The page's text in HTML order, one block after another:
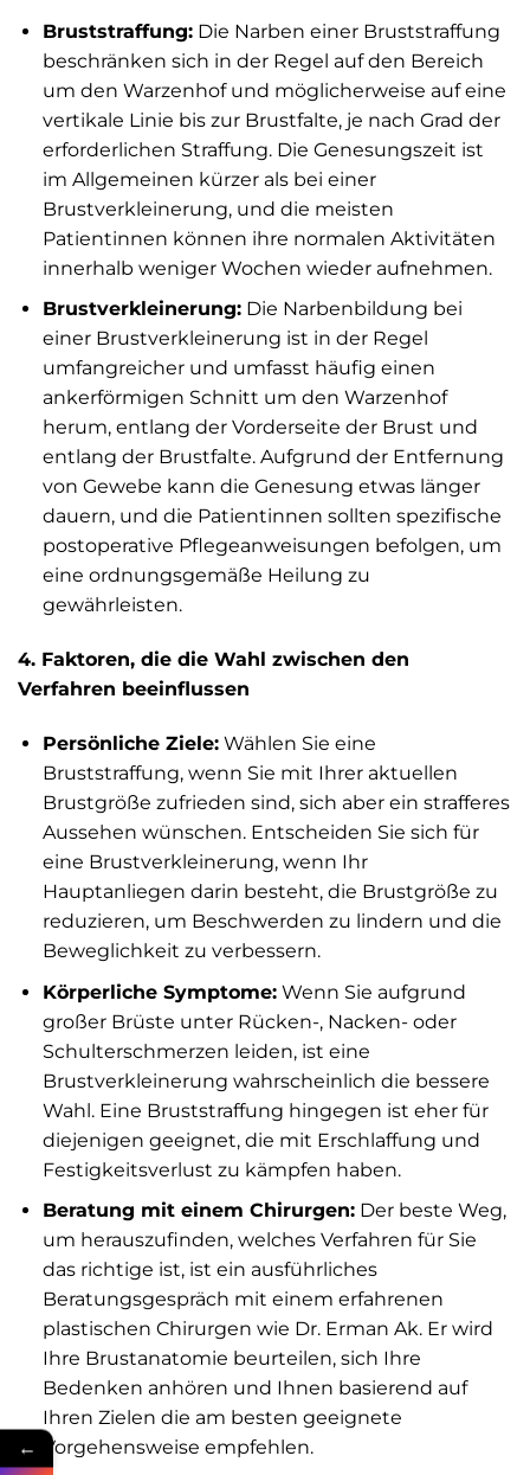
Bruststraffung:Die Narben einer Bruststraffung
beschränken sich in der Regel auf den Bereich
um den Warzenhof und möglicherweise auf eine
vertikale Linie bis zur Brustfalte, je nach Grad der
erforderlichen Straffung. Die Genesungszeit ist
im Allgemeinen kürzer als bei einer
Brustverkleinerung, und die meisten
Patientinnen können ihre normalen Aktivitäten
innerhalb weniger Wochen wieder aufnehmen.
Brustverkleinerung:Die Narbenbildung bei
einer Brustverkleinerung ist in der Regel
umfangreicher und umfasst häufig einen
ankerförmigen Schnitt um den Warzenhof
herum, entlang der Vorderseite der Brust und
entlang der Brustfalte. Aufgrund der Entfernung
von Gewebe kann die Genesung etwas länger
dauern, und die Patientinnen sollten spezifische
postoperative Pflegeanweisungen befolgen, um
eine ordnungsgemäße Heilung zu
gewährleisten.
4. Faktoren, die die Wahl zwischen den
Verfahren beeinflussen
Persönliche Ziele:Wählen Sie eine
Bruststraffung, wenn Sie mit Ihrer aktuellen
Brustgröße zufrieden sind, sich aber ein strafferes
Aussehen wünschen. Entscheiden Sie sich für
eine Brustverkleinerung, wenn Ihr
Hauptanliegen darin besteht, die Brustgröße zu
reduzieren, um Beschwerden zu lindern und die
Beweglichkeit zu verbessern.
Körperliche Symptome:Wenn Sie aufgrund
großer Brüste unter Rücken-, Nacken- oder
Schulterschmerzen leiden, ist eine
Brustverkleinerung wahrscheinlich die bessere
Wahl. Eine Bruststraffung hingegen ist eher für
diejenigen geeignet, die mit Erschlaffung und
Festigkeitsverlust zu kämpfen haben.
Beratung mit einem Chirurgen:Der beste Weg,
um herauszufinden, welches Verfahren für Sie
das richtige ist, ist ein ausführliches
Beratungsgespräch mit einem erfahrenen
plastischen Chirurgen wie Dr. Erman Ak. Er wird
Ihre Brustanatomie beurteilen, sich Ihre
Bedenken anhören und Ihnen basierend auf
Ihren Zielen die am besten geeignete
Vorgehensweise empfehlen.
←